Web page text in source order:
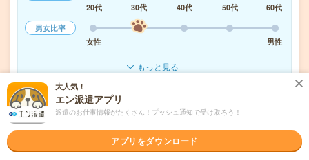
20代
30代 40代 50代
60代
男女比率
女性
男性
もっと見る
気になる! 応募へ進む 詳しく見る
派遣会社 パーソルテンプスタッフ株式会社
大人気！
エン派遣アプリ
派遣のお仕事情報がたくさん！プッシュ通知で受け取ろう！
アプリをダウンロード